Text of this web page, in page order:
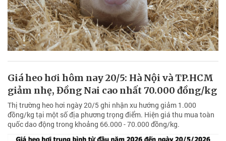
Giá heo hơi hôm nay 20/5: Hà Nội và TP.HCM
giảm nhẹ, Đồng Nai cao nhất 70.000 đồng/kg
Thị trường heo hơi ngày 20/5 ghi nhận xu hướng giảm 1.000
đồng/kg tại một số địa phương trọng điểm. Hiện giá thu mua toàn
quốc dao động trong khoảng 66.000 - 70.000 đồng/kg.